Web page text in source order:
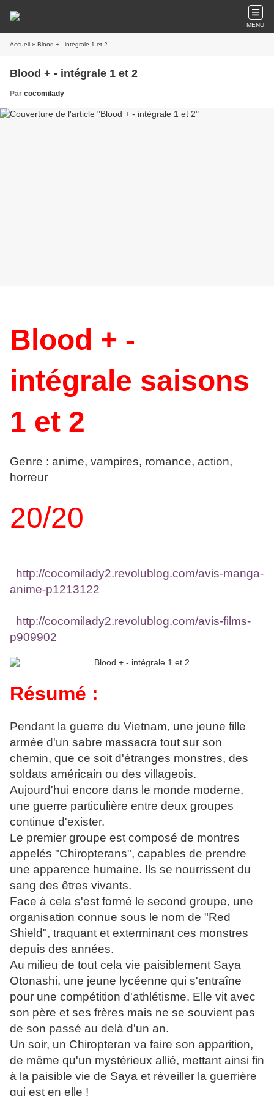
MENU
Accueil » Blood + - intégrale 1 et 2
Blood + - intégrale 1 et 2
Par cocomilady
Blood + -
intégrale saisons
1 et 2
Genre : anime, vampires, romance, action,
horreur
20/20
http://cocomilady2.revolublog.com/avis-manga-
anime-p1213122
http://cocomilady2.revolublog.com/avis-films-
p909902
Résumé :
Pendant la guerre du Vietnam, une jeune fille
armée d'un sabre massacra tout sur son
chemin, que ce soit d'étranges monstres, des
soldats américain ou des villageois.
Aujourd'hui encore dans le monde moderne,
une guerre particulière entre deux groupes
continue d'exister.
Le premier groupe est composé de montres
appelés "Chiropterans", capables de prendre
une apparence humaine. Ils se nourrissent du
sang des êtres vivants.
Face à cela s'est formé le second groupe, une
organisation connue sous le nom de "Red
Shield", traquant et exterminant ces monstres
depuis des années.
Au milieu de tout cela vie paisiblement Saya
Otonashi, une jeune lycéenne qui s'entraîne
pour une compétition d'athlétisme. Elle vit avec
son père et ses frères mais ne se souvient pas
de son passé au delà d'un an.
Un soir, un Chiropteran va faire son apparition,
de même qu'un mystérieux allié, mettant ainsi fin
à la paisible vie de Saya et réveiller la guerrière
qui est en elle !